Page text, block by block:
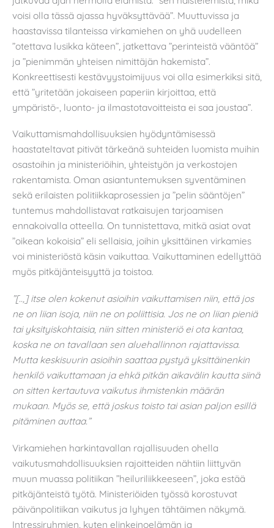
voisi olla tässä ajassa hyväksyttävää”. Muuttuvissa ja
haastavissa tilanteissa virkamiehen on yhä uudelleen
”otettava lusikka käteen”, jatkettava ”perinteistä vääntöä”
ja ”pienimmän yhteisen nimittäjän hakemista”.
Konkreettisesti kestävyystoimijuus voi olla esimerkiksi sitä,
että ”yritetään jokaiseen paperiin kirjoittaa, että
ympäristö-, luonto- ja ilmastotavoitteista ei saa joustaa”.
Vaikuttamismahdollisuuksien hyödyntämisessä
haastateltavat pitivät tärkeänä suhteiden luomista muihin
osastoihin ja ministeriöihin, yhteistyön ja verkostojen
rakentamista. Oman asiantuntemuksen syventäminen
sekä erilaisten politiikkaprosessien ja ”pelin sääntöjen”
tuntemus mahdollistavat ratkaisujen tarjoamisen
ennakoivalla otteella. On tunnistettava, mitkä asiat ovat
”oikean kokoisia” eli sellaisia, joihin yksittäinen virkamies
voi ministeriöstä käsin vaikuttaa. Vaikuttaminen edellyttää
myös pitkäjänteisyyttä ja toistoa.
”[..,] itse olen kokenut asioihin vaikuttamisen niin, että jos
ne on liian isoja, niin ne on poliittisia. Jos ne on liian pieniä
tai yksityiskohtaisia, niin sitten ministeriö ei ota kantaa,
koska ne on tavallaan sen aluehallinnon rajattavissa.
Mutta keskisuurin asioihin saattaa pystyä yksittäinenkin
henkilö vaikuttamaan ja ehkä pitkän aikavälin kautta siinä
on sitten kertautuva vaikutus ihmistenkin määrän
mukaan. Myös se, että joskus toisto tai asian paljon esillä
pitäminen auttaa.”
Virkamiehen harkintavallan rajallisuuden ohella
vaikutusmahdollisuuksien rajoitteiden nähtiin liittyvän
muun muassa politiikan ”heiluriliikkeeseen”, joka estää
pitkäjänteistä työtä. Ministeriöiden työssä korostuvat
päivänpolitiikan vaikutus ja lyhyen tähtäimen näkymä.
Intressiryhmien, kuten elinkeinoelämän ja